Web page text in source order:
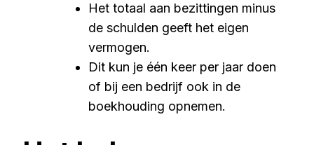
Het totaal aan bezittingen minus
de schulden geeft het eigen
vermogen.
Dit kun je één keer per jaar doen
of bij een bedrijf ook in de
boekhouding opnemen.